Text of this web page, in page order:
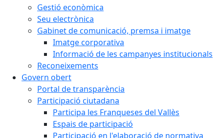
Gestió econòmica
Seu electrònica
Gabinet de comunicació, premsa i imatge
Imatge corporativa
Informació de les campanyes institucionals
Reconeixements
Govern obert
Portal de transparència
Participació ciutadana
Participa les Franqueses del Vallès
Espais de participació
Participació en l'elaboració de normativa